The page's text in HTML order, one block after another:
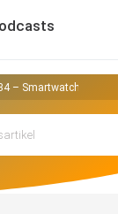
– Smartwatches,